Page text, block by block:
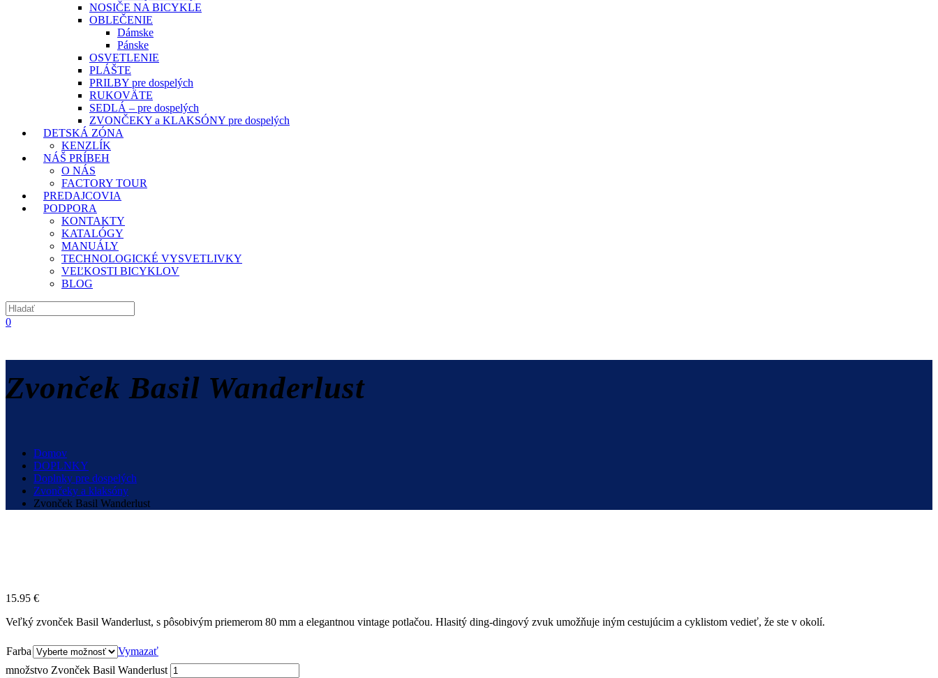
NOSIČE NA BICYKLE
OBLEČENIE
Dámske
Pánske
OSVETLENIE
PLÁŠTE
PRILBY pre dospelých
RUKOVÄTE
SEDLÁ – pre dospelých
ZVONČEKY a KLAKSÓNY pre dospelých
DETSKÁ ZÓNA
KENZLÍK
NÁŠ PRÍBEH
O NÁS
FACTORY TOUR
PREDAJCOVIA
PODPORA
KONTAKTY
KATALÓGY
MANUÁLY
TECHNOLOGICKÉ VYSVETLIVKY
VEĽKOSTI BICYKLOV
BLOG
0
Zvonček Basil Wanderlust
Domov
DOPLNKY
Doplnky pre dospelých
Zvončeky a klaksóny
Zvonček Basil Wanderlust
15.95 €
Veľký zvonček Basil Wanderlust, s pôsobivým priemerom 80 mm a elegantnou vintage potlačou. Hlasitý ding-dingový zvuk umožňuje iným cestujúcim a cyklistom vedieť, že ste v okolí.
Farba
Vymazať
množstvo Zvonček Basil Wanderlust